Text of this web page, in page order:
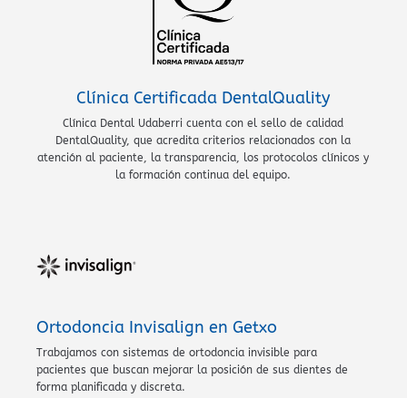
Clínica Certificada DentalQuality
Clínica Dental Udaberri cuenta con el sello de calidad
DentalQuality, que acredita criterios relacionados con la
atención al paciente, la transparencia, los protocolos clínicos y
la formación continua del equipo.
Ortodoncia Invisalign en Getxo
Trabajamos con sistemas de ortodoncia invisible para
pacientes que buscan mejorar la posición de sus dientes de
forma planificada y discreta.